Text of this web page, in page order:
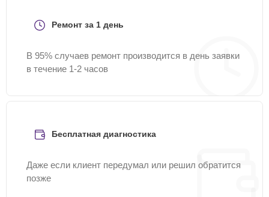
Ремонт за 1 день
В 95% случаев ремонт производится в день заявки
в течение 1-2 часов
Бесплатная диагностика
Даже если клиент передумал или решил обратится
позже